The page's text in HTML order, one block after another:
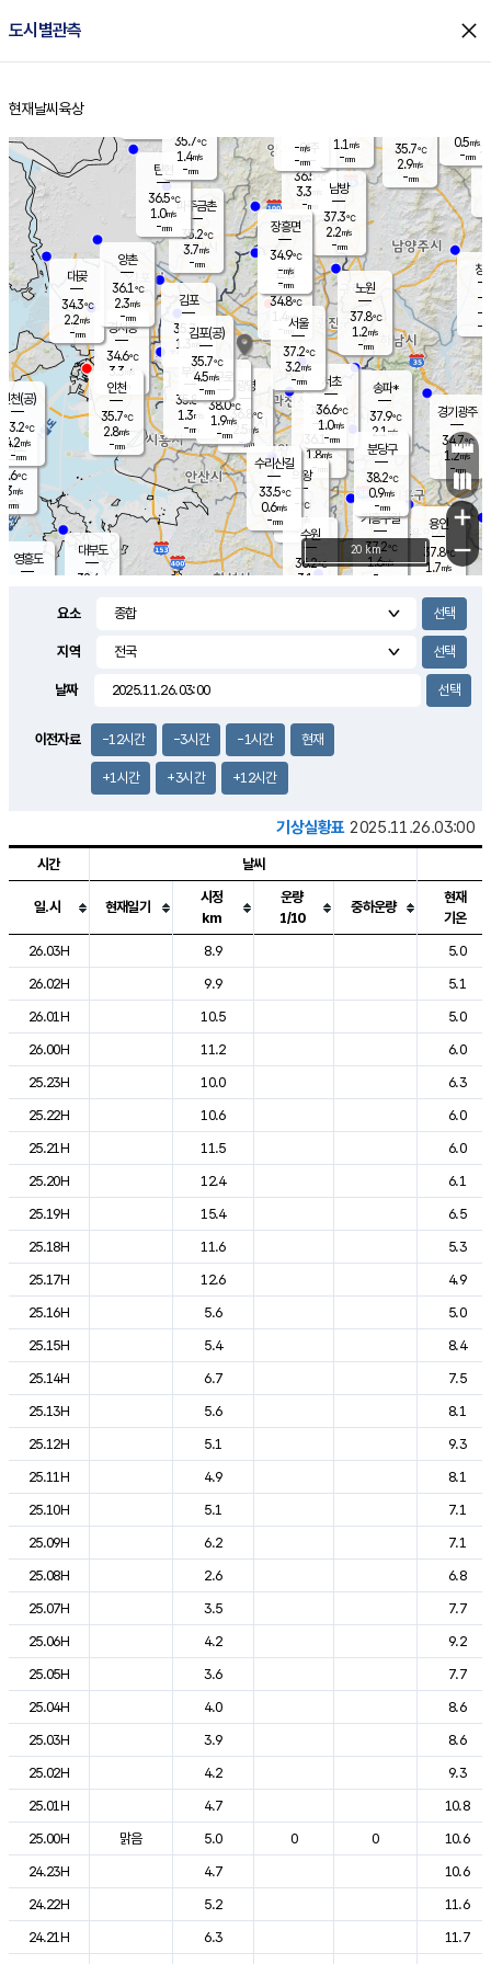
도시별관측 close
홈
현재날씨 육상
의도
℃
m/s
mm
영흥도
양주
36.5℃
3.3
-mm
과천
36.1℃
1.8m/s
- mm
용인
37.8℃
1.7m/s
경기광주
34.7℃
1.2m/s
-mm
3.0m/s
대부도
32.4
경서동
34.6℃
3.3 m/s
-mm
파주금촌
35.2℃
3.7m/s
-mm
35.7℃
2.9m/s
-mm
대곶
34.3℃
2.2m/s
-mm
창
-
-m/
-
탄현
36.5℃
1.0m/s
-mm
0.5m/s
-mm
의왕
- ℃
m/s
mm
김포
35.7℃
1.3 m/s
mm
광명
36.8 ℃
2.5 m/s
-mm
부천
35.8℃
1.3m/s
-mm
양촌
36.1℃
2.3m/s
-mm
구로
38.0℃
1.9m/s
-mm
은평
34.8℃
1.4 m/s
- mm
노원
37.8℃
1.2m/s
-mm
송파*
37.9℃
2.1 m/s
-mm
서초
36.6℃
1.0m/s
-mm
남방
37.3℃
2.2m/s
-mm
기흥구갈
37.2℃
1.6m/s
-
수리산길
33.5℃
0.6m/s
-mm
분당구
38.2℃
0.9m/s
-mm
장흥면
34.9℃
-m/s
-mm
-m/s
-mm
인천(공)
33.2℃
4.2m/s
-mm
김포(공)
35.7℃
4.5m/s
-mm
수원
36.2℃
3.1 m/s
인천
35.7℃
2.8m/s
-mm
서울
37.2℃
3.2m/s
-mm
35.7℃
1.4m/s
-mm
1.1 m/s
-mm
+
−
20 km
요소
지역
날짜
이전자료 -12시간 -3시간 -1시간 현재
+1시간 +3시간 +12시간
기상실황표 2025.11.26.03:00
도시별 기상실황표로 지점, 날씨, 기온, 강수, 바람, 기압등을 안내한 표입
시간 날씨
일.시 현재일기
시정
km
운량
1/10
중하운량
현재
기온
26.03H
8.9
5.0
26.02H
9.9
5.1
26.01H
10.5
5.0
26.00H
11.2
6.0
25.23H
10.0
6.3
25.22H
10.6
6.0
25.21H
11.5
6.0
25.20H
12.4
6.1
25.19H
15.4
6.5
25.18H
11.6
5.3
25.17H
12.6
4.9
25.16H
5.6
5.0
25.15H
5.4
8.4
25.14H
6.7
7.5
25.13H
5.6
8.1
25.12H
5.1
9.3
25.11H
4.9
8.1
25.10H
5.1
7.1
25.09H
6.2
7.1
25.08H
2.6
6.8
25.07H
3.5
7.7
25.06H
4.2
9.2
25.05H
3.6
7.7
25.04H
4.0
8.6
25.03H
3.9
8.6
25.02H
4.2
9.3
25.01H
4.7
10.8
25.00H
맑음 5.0 0 0
10.6
24.23H
4.7
10.6
24.22H
5.2
11.6
24.21H
6.3
11.7